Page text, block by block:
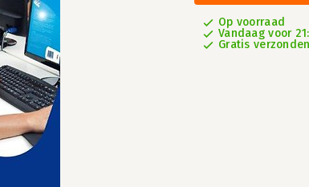
Op voorraad
Vandaag voor
Gratis verzonden